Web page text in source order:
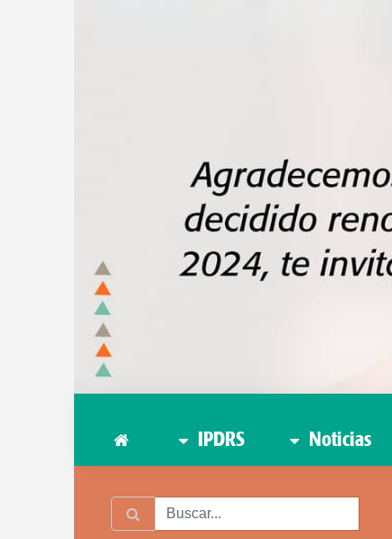
IPDRS Noticias